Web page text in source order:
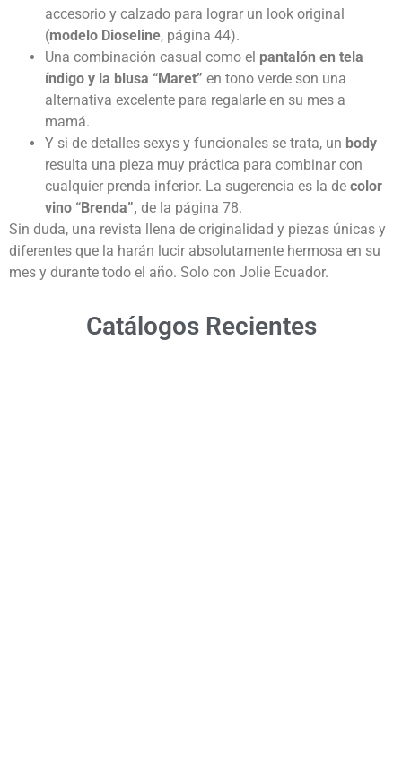
accesorio y calzado para lograr un look original
(modelo Dioseline, página 44).
Una combinación casual como el pantalón en tela
índigo y la blusa “Maret” en tono verde son una
alternativa excelente para regalarle en su mes a
mamá.
Y si de detalles sexys y funcionales se trata, un body
resulta una pieza muy práctica para combinar con
cualquier prenda inferior. La sugerencia es la de color
vino “Brenda”, de la página 78.
Sin duda, una revista llena de originalidad y piezas únicas y
diferentes que la harán lucir absolutamente hermosa en su
mes y durante todo el año. Solo con Jolie Ecuador.
Catálogos Recientes